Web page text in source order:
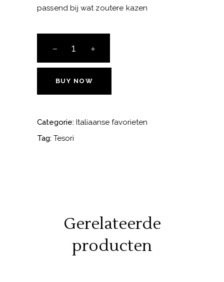
passend bij wat zoutere kazen
Risveglio
Pecora
BUY NOW
Categorie: Italiaanse favorieten
Tag: Tesori
Gerelateerde
producten